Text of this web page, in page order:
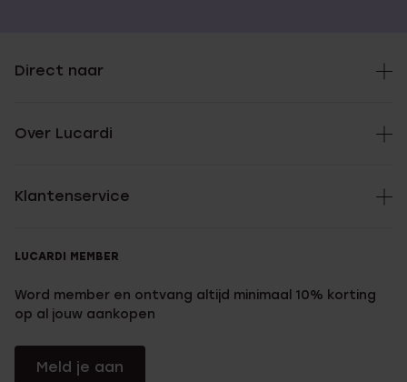
Direct naar
Over Lucardi
Klantenservice
LUCARDI MEMBER
Word member en ontvang altijd minimaal 10% korting
op al jouw aankopen
Meld je aan